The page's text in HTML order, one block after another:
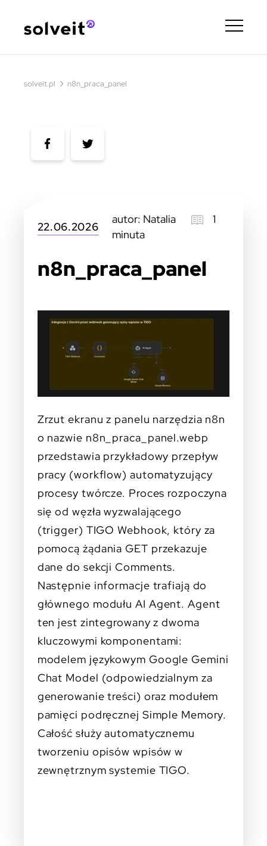
solveit.pl › n8n_praca_panel
22.06.2026
autor: Natalia
1
minuta
n8n_praca_panel
Zrzut ekranu z panelu narzędzia n8n
o nazwie n8n_praca_panel.webp
przedstawia przykładowy przepływ
pracy (workflow) automatyzujący
procesy twórcze. Proces rozpoczyna
się od węzła wyzwalającego
(trigger) TIGO Webhook, który za
pomocą żądania GET przekazuje
dane do sekcji Comments.
Następnie informacje trafiają do
głównego modułu AI Agent. Agent
ten jest zintegrowany z dwoma
kluczowymi komponentami:
modelem językowym Google Gemini
Chat Model (odpowiedzialnym za
generowanie treści) oraz modułem
pamięci podręcznej Simple Memory.
Całość służy automatycznemu
tworzeniu opisów wpisów w
zewnętrznym systemie TIGO.